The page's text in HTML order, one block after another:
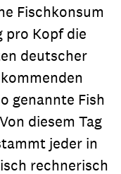
Fischkonsum
pro Kopf die
deutscher
genannte Fish
diesem Tag
jeder in
rechnerisch